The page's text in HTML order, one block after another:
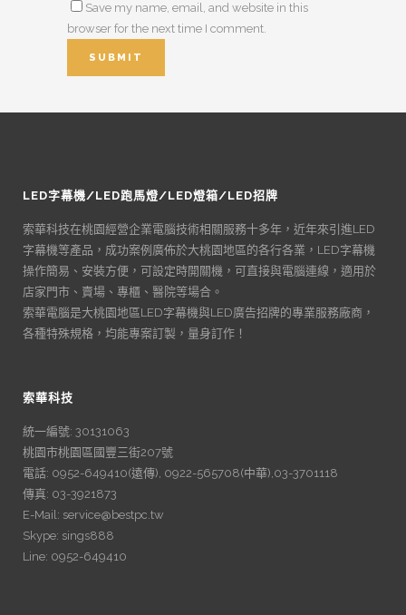
Save my name, email, and website in this
browser for the next time I comment.
LED字幕機/LED跑馬燈/LED燈箱/LED招牌
索華科技在桃園經營企業電腦技術相關服務十多年，近年來引進LED
字幕機等產品，成功案例廣佈於大桃園地區的各行各業，LED字幕機
操作簡易、安裝方便，可設定時開關機，可直接與電腦連線，適用於
店家門市、賣場、專櫃、醫院等場合。
索華電腦是大桃園地區LED字幕機與LED廣告招牌的專業服務廠商，
各種特殊規格，均能專案訂製，量身訂作！
索華科技
統一編號: 30131063
桃園市桃園區國豐三街207號
電話: 0952-649410(遠傳), 0922-565708(中華),03-3701118
傳真: 03-3921873
E-Mail: service@bestpc.tw
Skype: sings888
Line: 0952-649410